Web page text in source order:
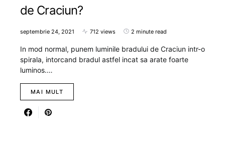
de Craciun?
septembrie 24, 2021 712 views 2 minute read
In mod normal, punem luminile bradului de Craciun intr-o
spirala, intorcand bradul astfel incat sa arate foarte
luminos.…
MAI MULT